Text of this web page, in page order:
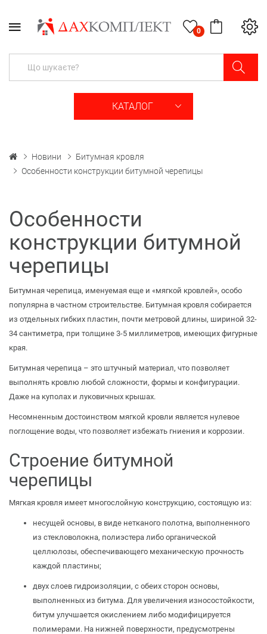
0
КАТАЛОГ
Новини
Битумная кровля
Особенности конструкции битумной черепицы
Особенности
конструкции битумной
черепицы
Битумная черепица, именуемая еще и «мягкой кровлей», особо
популярна в частном строительстве. Битумная кровля собирается
из отдельных гибких пластин, почти метровой длины, шириной 32-
34 сантиметра, при толщине 3-5 миллиметров, имеющих фигурные
края.
Битумная черепица – это штучный материал, что позволяет
выполнять кровлю любой сложности, формы и конфигурации.
Даже на куполах и луковичных крышах.
Несомненным достоинством мягкой кровли является нулевое
поглощение воды, что позволяет избежать гниения и коррозии.
Строение битумной
черепицы
Мягкая кровля имеет многослойную конструкцию, состоящую из:
несущей основы, в виде нетканого полотна, выполненного
из стекловолокна, полиэстера либо органической
целлюлозы, обеспечивающего механическую прочность
каждой пластины;
двух слоев гидроизоляции, с обеих сторон основы,
выполненных из битума. Для увеличения износостойкости,
битум улучшается окислением либо модифицируется
полимерами. На нижней поверхности, предусмотрены